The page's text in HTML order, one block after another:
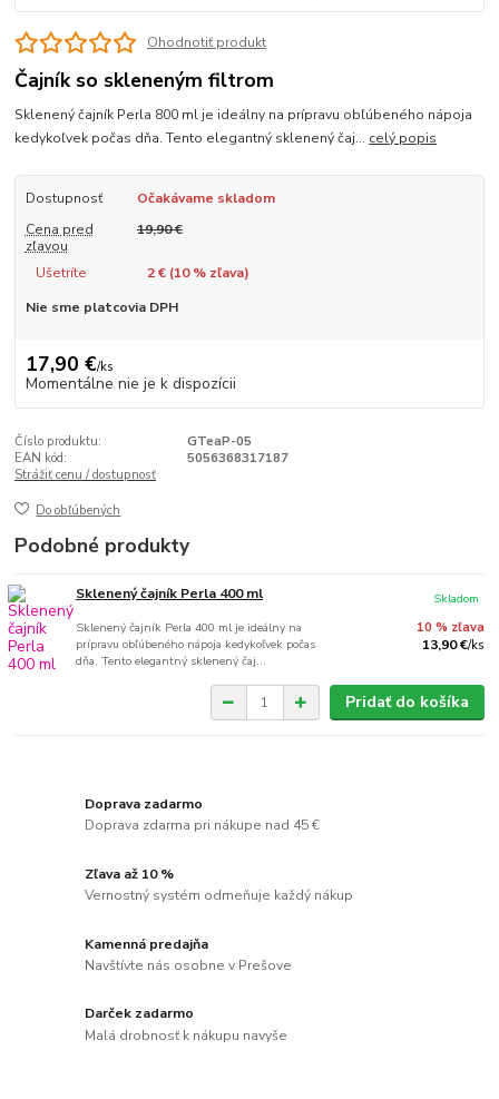
Ohodnotiť produkt
Čajník so skleneným filtrom
Sklenený čajník Perla 800 ml je ideálny na prípravu obľúbeného nápoja
kedykoľvek počas dňa. Tento elegantný sklenený čaj... celý popis
Dostupnosť
Očakávame skladom
Cena pred
zľavou
19,90 €
Ušetríte 2 € (10% zľava)
Nie sme platcovia DPH
17,90 €/ks
Momentálne nie je k dispozícii
Číslo produktu:
GTeaP-05
EAN kód:
5056368317187
Strážiť cenu / dostupnosť
Do obľúbených
Podobné produkty
Sklenený čajník Perla 400 ml
Sklenený čajník Perla 400 ml je ideálny na
prípravu obľúbeného nápoja kedykoľvek počas
dňa. Tento elegantný sklenený čaj...
10 % zľava
13,90 €/ks
Skladom
Pridať do košíka
Doprava zadarmo
Doprava zdarma pri nákupe nad 45 €
Zľava až 10 %
Vernostný systém odmeňuje každý nákup
Kamenná predajňa
Navštívte nás osobne v Prešove
Darček zadarmo
Malá drobnosť k nákupu navyše